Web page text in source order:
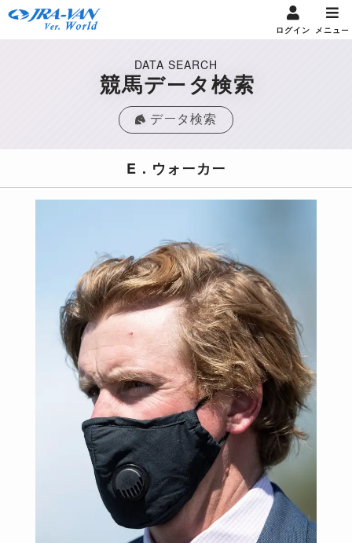
ログイン メニュー
DATA SEARCH
競馬データ検索
データ検索
E．ウォーカー